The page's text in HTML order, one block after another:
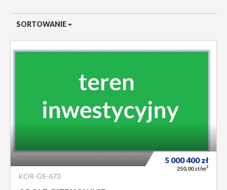
SORTOWANIE
KOR-GS-673
5 000 400zł
250,00 zł/m2